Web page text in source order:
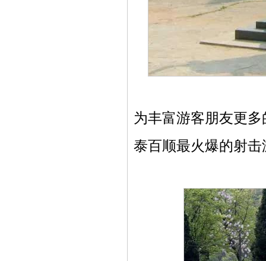
为丰富游客朋友更
泰百顺最火爆的射